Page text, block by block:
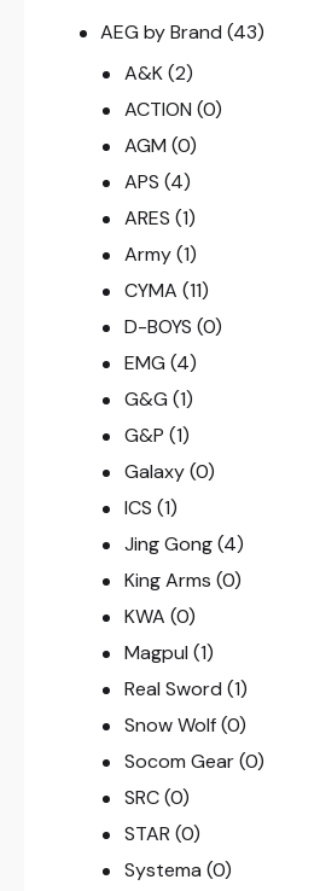
AEG by Brand (43)
A&K (2)
ACTION (0)
AGM (0)
APS (4)
ARES (1)
Army (1)
CYMA (11)
D-BOYS (0)
EMG (4)
G&G (1)
G&P (1)
Galaxy (0)
ICS (1)
Jing Gong (4)
King Arms (0)
KWA (0)
Magpul (1)
Real Sword (1)
Snow Wolf (0)
Socom Gear (0)
SRC (0)
STAR (0)
Systema (0)